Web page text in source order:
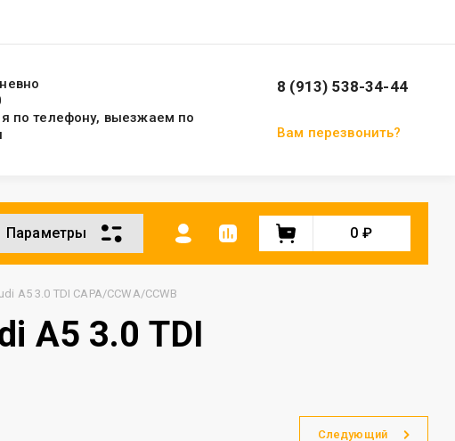
по телефону, выезжаем по
8 (913) 538-34-44
Вам перезвонить?
Параметры 0 ₽
A5 3.0 TDI CAPA/CCWA/CCWB
A5 3.0 TDI
Следующий